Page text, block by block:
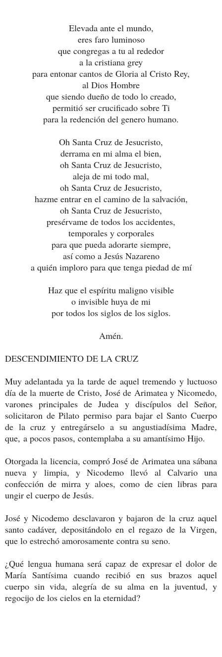
Elevada ante el mundo,
eres faro luminoso
que congregas a tu al rededor
a la cristiana grey
para entonar cantos de Gloria al Cristo Rey,
al Dios Hombre
que siendo dueño de todo lo creado,
permitió ser crucificado sobre Ti
para la redención del genero humano.
Oh Santa Cruz de Jesucristo,
derrama en mi alma el bien,
oh Santa Cruz de Jesucristo,
aleja de mi todo mal,
oh Santa Cruz de Jesucristo,
hazme entrar en el camino de la salvación,
oh Santa Cruz de Jesucristo,
presérvame de todos los accidentes,
temporales y corporales
para que pueda adorarte siempre,
así como a Jesús Nazareno
a quién imploro para que tenga piedad de mí
Haz que el espíritu maligno visible
o invisible huya de mi
por todos los siglos de los siglos.
Amén.
DESCENDIMIENTO DE LA CRUZ
Muy adelantada ya la tarde de aquel tremendo y luctuoso
día de la muerte de Cristo, José de Arimatea y Nicomedo,
varones principales de Judea y discípulos del Señor,
solicitaron de Pilato permiso para bajar el Santo Cuerpo
de la cruz y entregárselo a su angustiadísima Madre,
que, a pocos pasos, contemplaba a su amantísimo Hijo.
Otorgada la licencia, compró José de Arimatea una sábana
nueva y limpia, y Nicodemo llevó al Calvario una
confección de mirra y aloes, como de cien libras para
ungir el cuerpo de Jesús.
José y Nicodemo desclavaron y bajaron de la cruz aquel
santo cadáver, depositándolo en el regazo de la Virgen,
que lo estrechó amorosamente contra su seno.
¿Qué lengua humana será capaz de expresar el dolor de
María Santísima cuando recibió en sus brazos aquel
cuerpo sin vida, alegría de su alma en la juventud, y
regocijo de los cielos en la eternidad?